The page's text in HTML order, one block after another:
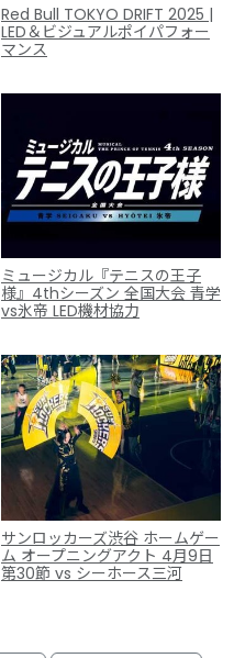
Red Bull TOKYO DRIFT 2025 |
LED＆ビジュアルポイパフォー
マンス
ミュージカル『テニスの王子
様』4thシーズン 全国大会 青学
vs氷帝 LED機材協力
サンロッカーズ渋谷 ホームゲー
ム オープニングアクト 4月9日
第30節 vs シーホース三河